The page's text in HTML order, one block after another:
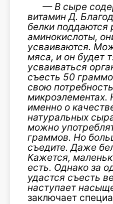
— В сыре
витамин Д.
белки поддаются
аминокислоты,
усваиваются.
мяса, и он будет
усваиваться
съесть 50
свою
микроэлементах.
именно о
натуральных
можно
граммов. Но
съедите. Даже
Кажется,
есть. Однако за
удастся съесть
наступает
заключает